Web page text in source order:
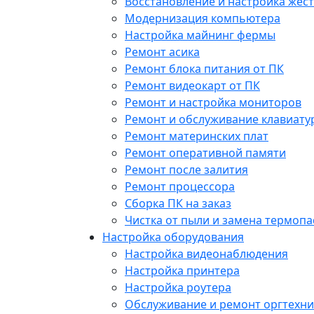
Модернизация компьютера
Настройка майнинг фермы
Ремонт асика
Ремонт блока питания от ПК
Ремонт видеокарт от ПК
Ремонт и настройка мониторов
Ремонт и обслуживание
Ремонт материнских плат
Ремонт оперативной памяти
Ремонт после залития
Ремонт процессора
Сборка ПК на заказ
Чистка от пыли и замена
Настройка оборудования
Настройка видеонаблюдения
Настройка принтера
Настройка роутера
Обслуживание и ремонт